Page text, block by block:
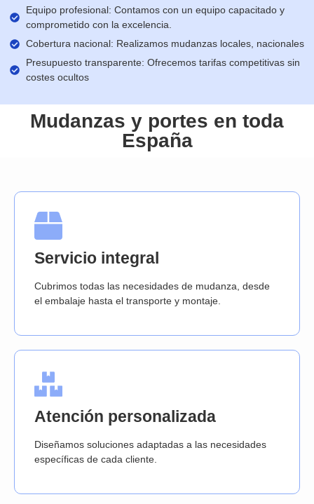
Equipo profesional: Contamos con un equipo capacitado y
comprometido con la excelencia.
Cobertura nacional: Realizamos mudanzas locales, nacionales
Presupuesto transparente: Ofrecemos tarifas competitivas sin
costes ocultos
Mudanzas y portes en toda
España
Servicio integral
Cubrimos todas las necesidades de mudanza, desde
el embalaje hasta el transporte y montaje.
Atención personalizada
Diseñamos soluciones adaptadas a las necesidades
específicas de cada cliente.